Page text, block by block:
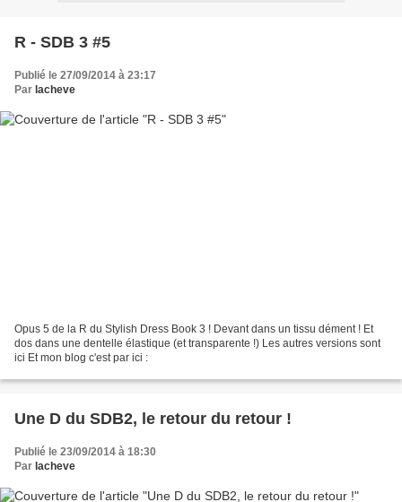
R - SDB 3 #5
Publié le 27/09/2014 à 23:17
Par lacheve
Opus 5 de la R du Stylish Dress Book 3 ! Devant dans un tissu dément ! Et
dos dans une dentelle élastique (et transparente !) Les autres versions sont
ici Et mon blog c'est par ici :
Une D du SDB2, le retour du retour !
Publié le 23/09/2014 à 18:30
Par lacheve